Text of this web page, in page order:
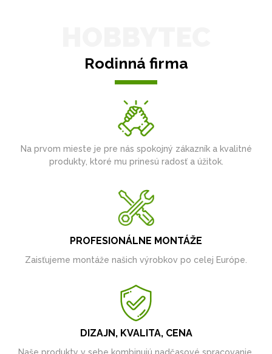
Rodinná firma
Na prvom mieste je pre nás spokojný zákazník a kvalitné
produkty, ktoré mu prinesú radosť a úžitok.
PROFESIONÁLNE MONTÁŽE
Zaisťujeme montáže našich výrobkov po celej Európe.
DIZAJN, KVALITA, CENA